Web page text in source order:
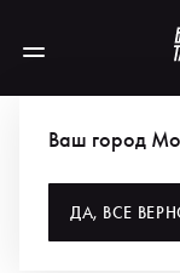
Ваш город
ДА, ВСЕ